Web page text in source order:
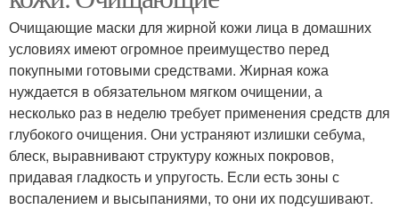
Очищающие маски для жирной кожи лица в домашних
условиях имеют огромное преимущество перед
покупными готовыми средствами. Жирная кожа
нуждается в обязательном мягком очищении, а
несколько раз в неделю требует применения средств для
глубокого очищения. Они устраняют излишки себума,
блеск, выравнивают структуру кожных покровов,
придавая гладкость и упругость. Если есть зоны с
воспалением и высыпаниями, то они их подсушивают.